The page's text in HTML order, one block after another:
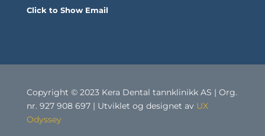
Click to Show Email
Copyright © 2023 Kera Dental tannklinikk AS | Org.
nr. 927 908 697 | Utviklet og designet av UX
Odyssey